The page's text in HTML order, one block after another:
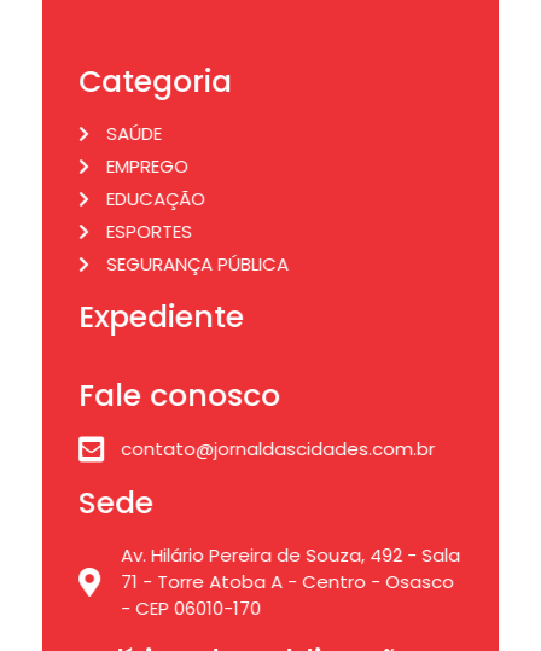
Categoria
SAÚDE
EMPREGO
EDUCAÇÃO
ESPORTES
SEGURANÇA PÚBLICA
Expediente
Fale conosco
contato@jornaldascidades.com.br
Sede
Av. Hilário Pereira de Souza, 492 - Sala
71 - Torre Atoba A - Centro - Osasco
- CEP 06010-170